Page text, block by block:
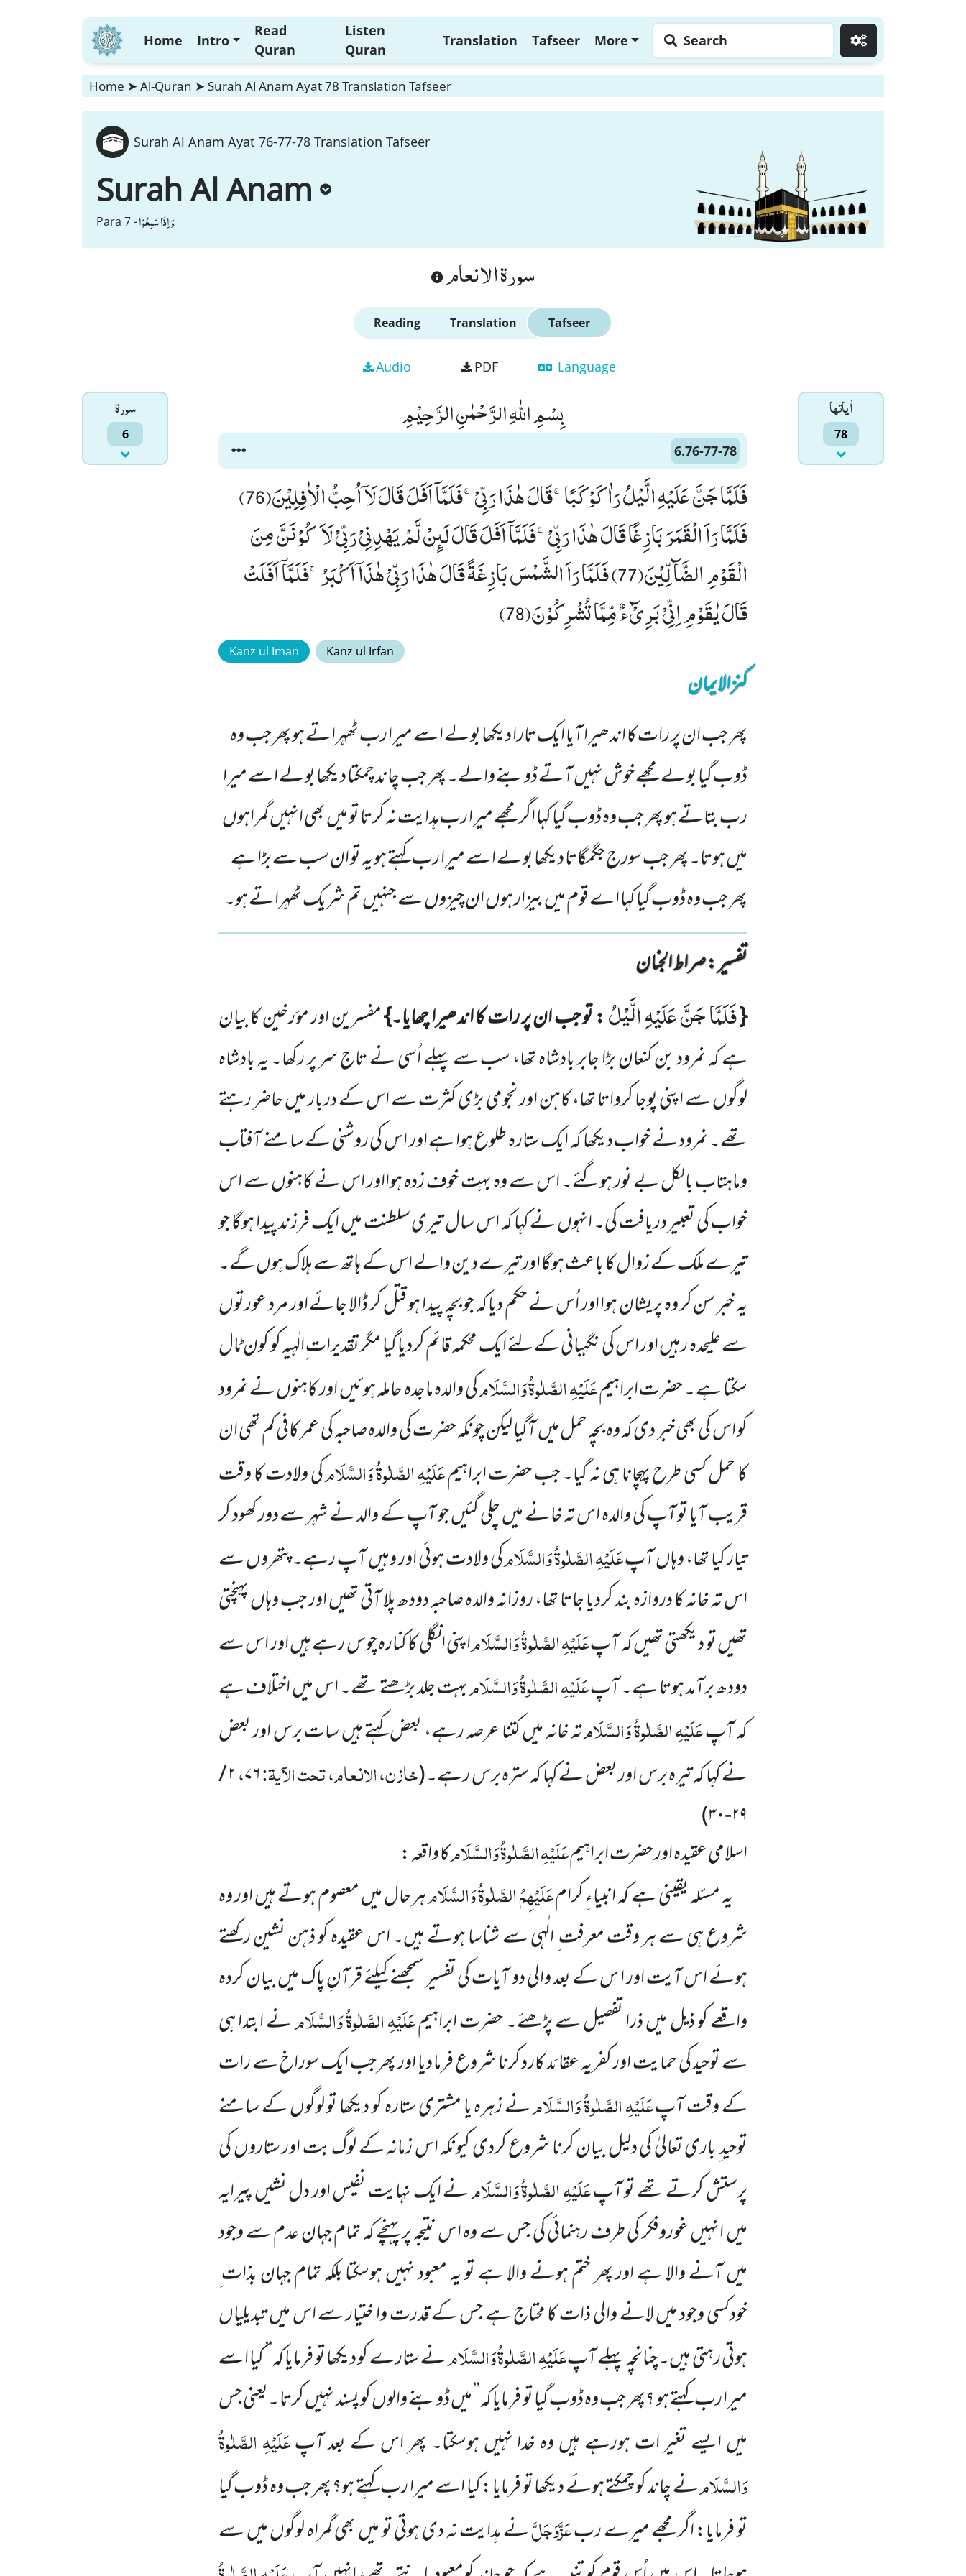
Home Intro
Read
Quran
Listen
Quran
Translation Tafseer More Search
Home ➤ Al-Quran ➤ Surah Al Anam Ayat 78 Translation Tafseer
Surah Al Anam Ayat 76-77-78 Translation Tafseer
Surah Al Anam
Para 7 -وَ اِذَا سَمِعُوْا
سورة الانعام
Reading Translation Tafseer
Audio PDF Language
سورۃ
6
اٰياتها
78
بِسْمِ اللّٰهِ الرَّحْمٰنِ الرَّحِیْمِ
6.76-77-78
قَالَ یٰقَوْمِ اِنِّیْ بَرِیْٓءٌ مِّمَّا تُشْرِكُوْنَ(78)
Kanz ul Iman Kanz ul Irfan
کنزالایمان
پھر جب ان پر رات کا اندھیرا آیا ایک تارا دیکھا بولے اسے میرا رب ٹھہراتے ہو پھر جب وہ
ڈوب گیا بولے مجھے خوش نہیں آتے ڈوبنے والے۔ پھر جب چاند چمکتا دیکھا بولے اسے میرا
رب بتاتے ہو پھر جب وہ ڈوب گیا کہا اگر مجھے میرا رب ہدایت نہ کرتا تو میں بھی انہیں گمراہوں
میں ہوتا۔ پھر جب سورج جگمگاتا دیکھا بولے اسے میرا رب کہتے ہو یہ تو ان سب سے بڑا ہے
پھر جب وہ ڈوب گیا کہا اے قوم میں بیزار ہوں ان چیزوں سے جنہیں تم شریک ٹھہراتے ہو۔
تفسیر : ‎صراط الجنان
{فَلَمَّا جَنَّ عَلَیْهِ الَّیْلُ: توجب ان پر رات کا اندھیرا چھایا۔}مفسرین اور مؤرخین کا بیان
ہے کہ نمرود بن کنعان بڑا جابربادشاہ تھا، سب سے پہلے اُسی نے تاج سر پر رکھا۔ یہ بادشاہ
لوگوں سے اپنی پوجا کرواتا تھا، کاہن اور نجومی بڑی کثرت سےاس کے دربار میں حاضر رہتے
تھے۔ نمرود نے خواب دیکھا کہ ایک ستارہ طلوع ہوا ہے اور اس کی روشنی کے سامنے آفتاب
وماہتاب بالکل بے نور ہوگئے۔ اس سے وہ بہت خوف زدہ ہوااور اس نے کاہنوں سے اس
خواب کی تعبیر دریافت کی۔ انہوںنے کہا کہ اس سال تیری سلطنت میں ایک فرزند پیدا ہوگا جو
تیرے ملک کے زوال کا باعث ہوگا اور تیرے دین والے اسکے ہاتھ سے ہلاک ہوں گے۔
یہ خبر سن کر وہ پریشان ہوا اور اُس نے حکم دیا کہ جو بچہ پیدا ہو قتل کر ڈالا جائے اور مرد عورتوں
سے علیحدہ رہیں اور اس کی نگہبانی کے لئے ایک محکمہ قائم کردیا گیا مگرتقدیرات ِالٰہیہ کو کون ٹال
سکتا ہے ۔ حضرت ابراہیمعَلَیْہِالصَّلٰوۃُ وَالسَّلَامکی والدہ ماجدہ حاملہ ہوئیں اور کاہنوں نے نمرود
کو اس کی بھی خبر دی کہ وہ بچہ حمل میں آگیا لیکن چونکہ حضرتکی والدہ صاحبہ کی عمر کافی کم تھی ان
کا حمل کسی طرح پہچانا ہی نہ گیا۔ جب حضرت ابراہیمعَلَیْہِ الصَّلٰوۃُ وَالسَّلَامکی ولادتکا وقت
قریب آیا تو آپ کی والدہ اس تہ خانے میں چلی گئیں جو آپ کے والد نے شہر سے دور کھود کر
تیار کیا تھا، وہاں آپعَلَیْہِ الصَّلٰوۃُ وَالسَّلَامکی ولادت ہوئی اور وہیں آپ رہے۔ پتھروں سے
اس تہ خانہ کا دروازہ بند کردیا جاتا تھا، روزانہ والدہصاحبہ دودھ پلا آتی تھیں اور جب وہاں پہنچتی
تھیں تو دیکھتی تھیں کہ آپعَلَیْہِ الصَّلٰوۃُ وَالسَّلَاماپنی انگلی کا کنارہ چوس رہے ہیںاور اس سے
دودھ برآمد ہوتا ہے۔ آپعَلَیْہِ الصَّلٰوۃُ وَالسَّلَامبہت جلد بڑھتے تھے۔ اس میں اختلاف ہے
کہ آپعَلَیْہِ الصَّلٰوۃُوَالسَّلَامتہ خانہ میں کتنا عرصہ رہے، بعض کہتے ہیں سات برس اور بعض
نے کہا کہ تیرہ برس اور بعض نے کہا کہ سترہ برس رہے۔(خازن، الانعام، تحت الآیۃ:۷۶،۲/
۲۹-۳۰)
اسلامی عقیدہ اور حضرت ابراہیمعَلَیْہِ الصَّلٰوۃُ وَالسَّلَامکا واقعہ :
یہ مسئلہ یقینی ہے کہ انبیاءِ کرامعَلَیْہِمُ الصَّلٰوۃُ وَالسَّلَامہر حال میں معصوم ہوتے ہیں اور وہ
شروع ہی سے ہروقت معرفت ِ الٰہی سے شناسا ہوتے ہیں۔ اس عقیدہ کو ذہن نشین رکھتے
ہوئے اس آیت اور ا س کے بعد والی دو آیات کی تفسیر سمجھنے کیلئے قرآنِ پاک میں بیان کردہ
واقعے کو ذیل میں ذرا تفصیل سے پڑھئے۔ حضرت ابراہیمعَلَیْہِ الصَّلٰوۃُ وَالسَّلَامنے ابتدا ہی
سے توحید کی حمایت اور کفریہ عقائد کارد کرنا شروع فرما دیا اور پھر جب ایک سوراخ سے رات
کے وقت آپعَلَیْہِ الصَّلٰوۃُ وَالسَّلَامنے زہرہ یا مشتری ستارہ کو دیکھا تو لوگوں کے سامنے
توحید ِ باری تعالیٰ کی دلیل بیان کرنا شروع کردی کیونکہ اس زمانہ کے لوگ بت اور ستاروں کی
پرستش کرتے تھے تو آپعَلَیْہِ الصَّلٰوۃُ وَالسَّلَامنے ایک نہایت نفیس اور دل نشیں پیرایہ
میں انہیں غوروفکر کی طرف رہنمائی کی جس سے وہ اس نتیجہ پر پہنچے کہ تمام جہان عدم سے وجود
میں آنے والا ہے اور پھر ختم ہونے والا ہے تو یہ معبود نہیں ہوسکتا بلکہ تمام جہان بذات ِ
خودکسی وجود میں لانے والی ذات کا محتاج ہے جس کے قدرت وا ختیار سے اس میں تبدیلیاں
ہوتی رہتی ہیں۔ چنانچہ پہلے آپعَلَیْہِ الصَّلٰوۃُ وَالسَّلَامنے ستارے کو دیکھا تو فرمایا کہ’’ کیا اسے
میرا رب کہتے ہو ؟پھر جب وہ ڈوب گیا تو فرمایا کہ’’ میں ڈوبنے والوں کو پسند نہیں کرتا ۔یعنی جس
میں ایسے تغیر ات ہورہے ہیں وہ خدا نہیں ہوسکتا۔ پھر اس کے بعد آپعَلَیْہِ الصَّلٰوۃُ
وَالسَّلَامنے چاند کو چمکتے ہوئے دیکھا تو فرمایا : کیا اسے میرا رب کہتے ہو؟ پھر جب وہ ڈوب گیا
تو فرمایا: اگر مجھے میرے ربعَزَّوَجَلَّنے ہدایت نہ دی ہوتی تو میں بھی گمراہ لوگوں میں سے